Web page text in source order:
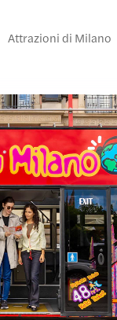
Attrazioni di Milano